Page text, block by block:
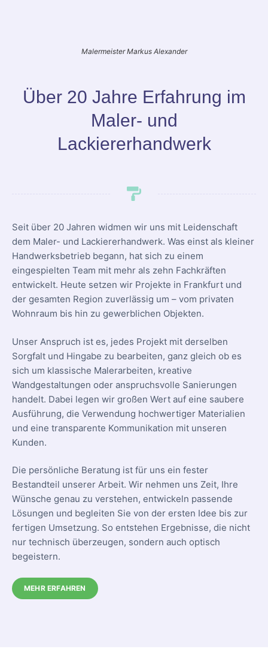
Malermeister Markus Alexander
Über 20 Jahre Erfahrung im
Maler- und
Lackiererhandwerk
Seit über 20 Jahren widmen wir uns mit Leidenschaft
dem Maler- und Lackiererhandwerk. Was einst als kleiner
Handwerksbetrieb begann, hat sich zu einem
eingespielten Team mit mehr als zehn Fachkräften
entwickelt. Heute setzen wir Projekte in Frankfurt und
der gesamten Region zuverlässig um – vom privaten
Wohnraum bis hin zu gewerblichen Objekten.
Unser Anspruch ist es, jedes Projekt mit derselben
Sorgfalt und Hingabe zu bearbeiten, ganz gleich ob es
sich um klassische Malerarbeiten, kreative
Wandgestaltungen oder anspruchsvolle Sanierungen
handelt. Dabei legen wir großen Wert auf eine saubere
Ausführung, die Verwendung hochwertiger Materialien
und eine transparente Kommunikation mit unseren
Kunden.
Die persönliche Beratung ist für uns ein fester
Bestandteil unserer Arbeit. Wir nehmen uns Zeit, Ihre
Wünsche genau zu verstehen, entwickeln passende
Lösungen und begleiten Sie von der ersten Idee bis zur
fertigen Umsetzung. So entstehen Ergebnisse, die nicht
nur technisch überzeugen, sondern auch optisch
begeistern.
MEHR ERFAHREN